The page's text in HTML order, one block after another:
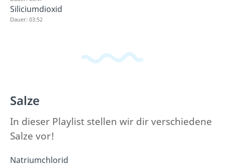
Siliciumdioxid
Dauer: 03:52
Salze
In dieser Playlist stellen wir dir verschiedene
Salze vor!
Natriumchlorid